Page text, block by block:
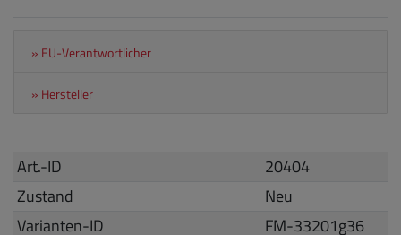
» EU-Verantwortlicher
» Hersteller
Art.-ID
20404
Zustand
Neu
Varianten-ID
FM-33201g36